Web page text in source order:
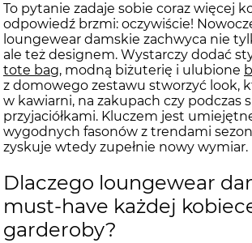
To pytanie zadaje sobie coraz więcej
odpowiedź brzmi: oczywiście!
loungewear damskie zachwyca nie
ale też designem. Wystarczy dodać
tote bag, modną biżuterię i ulubione
z domowego zestawu stworzyć look,
w kawiarni, na zakupach czy podczas
przyjaciółkami. Kluczem jest
wygodnych fasonów z trendami
zyskuje wtedy zupełnie nowy wymiar.
Dlaczego loungewear
must-have każdej
garderoby?